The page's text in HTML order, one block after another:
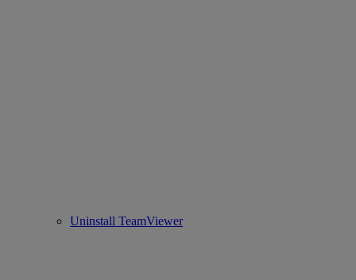
Uninstall TeamViewer